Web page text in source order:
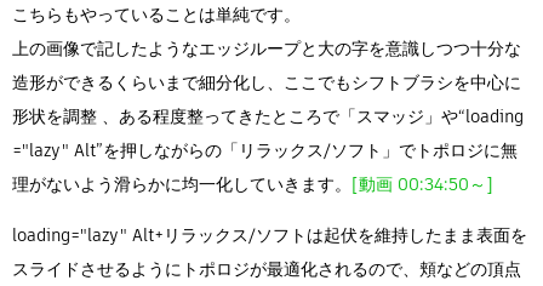
こちらもやっていることは単純です。
上の画像で記したようなエッジループと大の字を意識しつつ十分な
造形ができるくらいまで細分化し、ここでもシフトブラシを中心に
形状を調整 、ある程度整ってきたところで「スマッジ」や“loading
="lazy" Alt”を押しながらの「リラックス/ソフト」でトポロジに無
理がないよう滑らかに均一化していきます。 [動画 00:34:50～]
loading="lazy" Alt+リラックス/ソフトは起伏を維持したまま表面を
スライドさせるようにトポロジが最適化されるので、頬などの頂点